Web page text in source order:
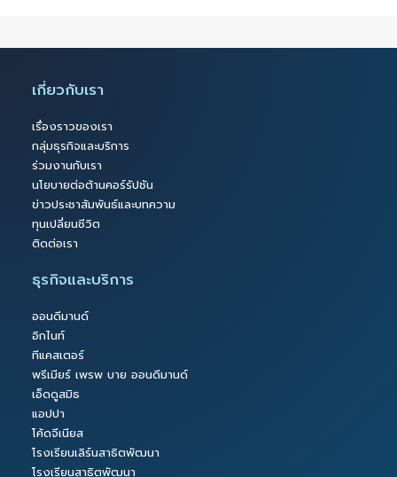
เกี่ยวกับเรา
เรื่องราวของเรา
กลุ่มธุรกิจและบริการ
ร่วมงานกับเรา
นโยบายต่อต้านคอร์รัปชัน
ข่าวประชาสัมพันธ์และบทความ
ทุนเปลี่ยนชีวิต
ติดต่อเรา
ธุรกิจและบริการ
ออนดีมานด์
อิกไนท์
ทีแคสเตอร์
พรีเมียร์ เพรพ บาย ออนดีมานด์
เอ็ดดูสมิธ
แอปปา
โค้ดจีเนียส
โรงเรียนเลิร์นสาธิตพัฒนา
โรงเรียนสาธิตพัฒนา